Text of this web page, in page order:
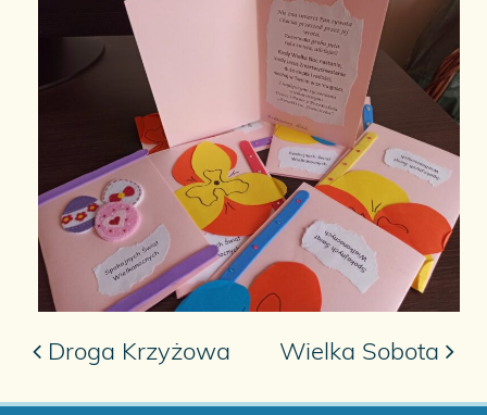
Nawigacja po artykułach
Droga Krzyżowa Wielka Sobota